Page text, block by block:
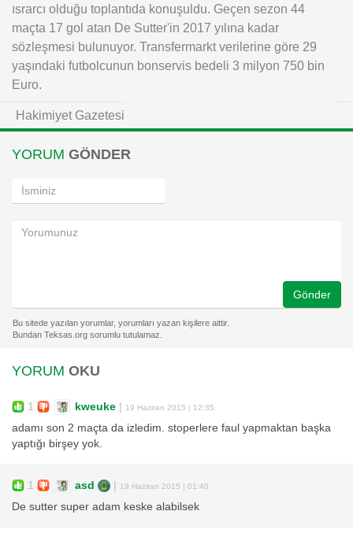
ısrarcı olduğu toplantıda konuşuldu. Geçen sezon 44
maçta 17 gol atan De Sutter'in 2017 yılına kadar
sözleşmesi bulunuyor. Transfermarkt verilerine göre 29
yaşındaki futbolcunun bonservis bedeli 3 milyon 750 bin
Euro.
Hakimiyet Gazetesi
YORUM GÖNDER
Gönder
YORUM OKU
1 kweuke 19 Haziran 2015 | 12:35
adamı son 2 maçta da izledim. stoperlere faul yapmaktan başka
yaptığı birşey yok.
1 asd 19 Haziran 2015 | 01:40
De sutter super adam keske alabilsek